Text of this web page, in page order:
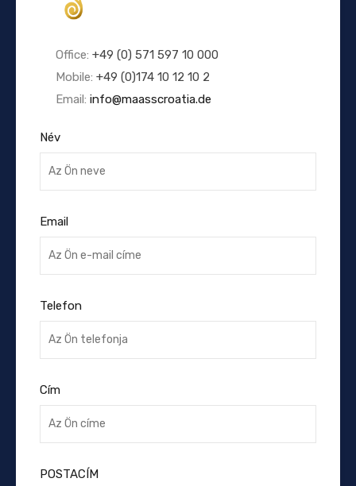
Office: +49 (0) 571 597 10 000
Mobile: +49 (0)174 10 12 10 2
Email: info@maasscroatia.de
Név
Email
Telefon
Cím
POSTACÍM